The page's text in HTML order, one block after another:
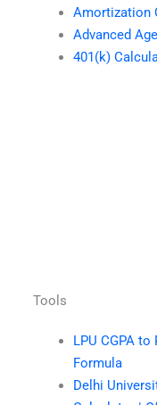
Amortization
Advanced
401(k)
Tools
LPU CGPA
Formula
Delhi